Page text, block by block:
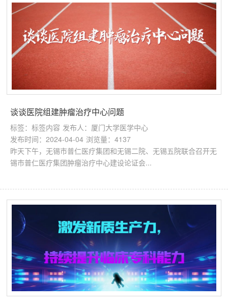
谈谈医院组建肿瘤治疗中心问题
标签：标签内容 发布人：厦门大学医学中心
发布时间：2024-04-04 浏览量：4137
昨天下午，无锡市普仁医疗集团和无锡二院、无锡五院联合召开无
锡巿普仁医疗集团肿瘤治疗中心建设论证会...